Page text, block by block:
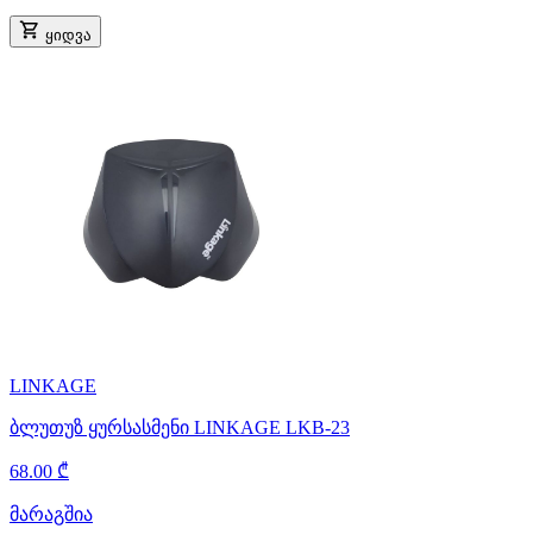
ყიდვა
LINKAGE
ბლუთუზ ყურსასმენი LINKAGE LKB-23
68.00 ₾
მარაგშია